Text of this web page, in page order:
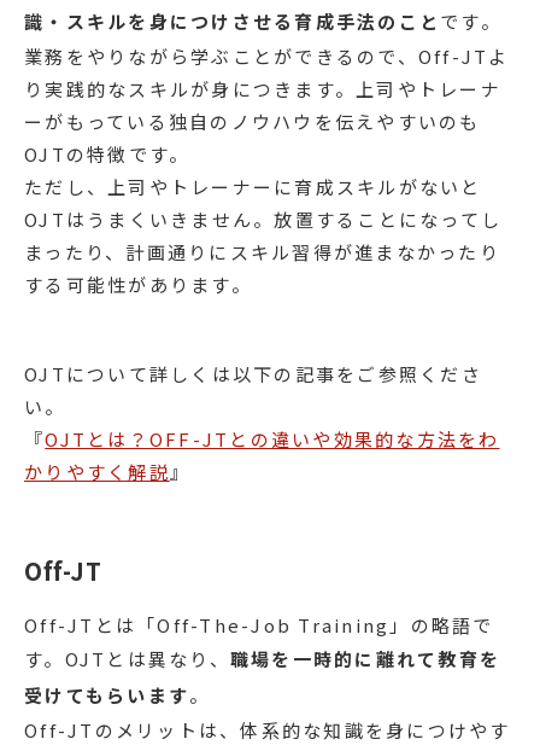
識・スキルを身につけさせる育成手法のこと です。
業務をやりながら学ぶことができるので、Off-JTよ
り実践的なスキルが身につきます。上司やトレーナ
ーがもっている独自のノウハウを伝えやすいのも
OJTの特徴です。
ただし、上司やトレーナーに育成スキルがないと
OJTはうまくいきません。放置することになってし
まったり、計画通りにスキル習得が進まなかったり
する可能性があります。
OJTについて詳しくは以下の記事をご参照くださ
い。
『OJTとは？OFF-JTとの違いや効果的な方法をわ
かりやすく解説 』
Off-JT
Off-JTとは「Off-The-Job Training」の略語で
す。OJTとは異なり、 職場を一時的に離れて教育を
受けてもらいます。
Off-JTのメリットは、体系的な知識を身につけやす